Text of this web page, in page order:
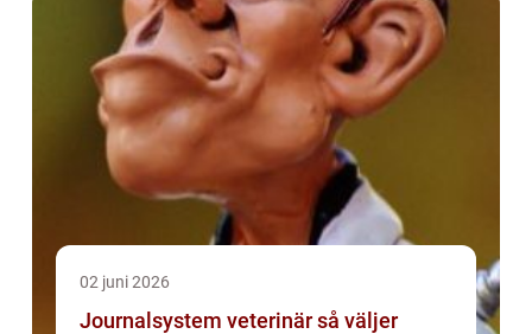
02 juni 2026
Journalsystem veterinär så väljer